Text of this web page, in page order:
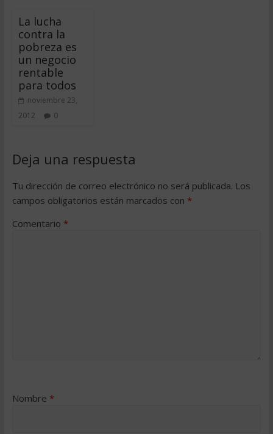
La lucha
contra la
pobreza es
un negocio
rentable
para todos
noviembre 23,
2012
0
Deja una respuesta
Tu dirección de correo electrónico no será publicada. Los
campos obligatorios están marcados con *
Comentario *
Nombre *